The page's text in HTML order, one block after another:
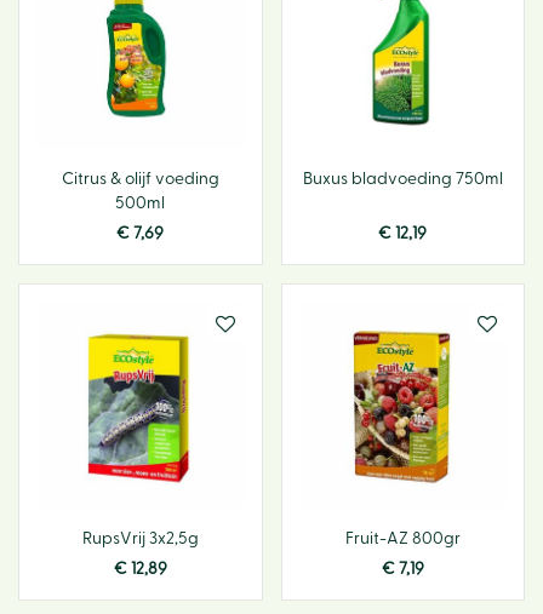
Citrus & olijf voeding
500ml
€ 7,69
Buxus bladvoeding 750ml
€ 12,19
RupsVrij 3x2,5g
€ 12,89
Fruit-AZ 800gr
€ 7,19